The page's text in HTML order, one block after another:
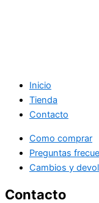
Inicio
Tienda
Contacto
Como comprar
Preguntas
Cambios y
Contacto